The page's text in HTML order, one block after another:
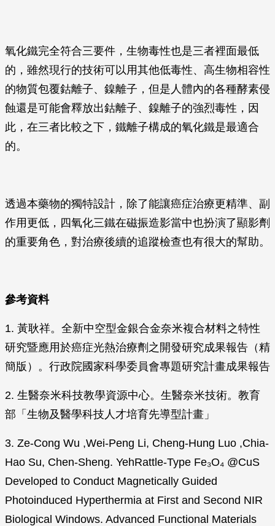
氧化鐵完全符合三要件，生物毒性也是三者裡面最低
的，雖然現行的技術可以用其他低毒性、高生物相容性
的物質包覆鈷離子、鎳離子，但是人體內的各種酵素侵
蝕還是可能會釋放出鈷離子、鎳離子的強烈毒性，因
此，在三者比較之下，鐵離子構成的氧化鐵是最適合
的。
透過本藥物的獨特設計，除了能讓癌症治療更精準、副
作用更低，四氧化三鐵在磁振造影當中也扮演了顯影劑
的重要角色，對治療後續的追蹤檢查也有很大的幫助。
參考資料
1. 黃耿祥。全新中空型金銀合金奈米複合材料之特性
研究暨應用於癌症光熱治療劑之開發研究成果報告（精
簡版）。行政院國家科學委員會專題研究計畫成果報告
2. 生醫奈米科技教學資源中心。生醫奈米技術。教育
部「生物及醫學科技人才培育先導型計畫」
3. Ze-Cong Wu ,Wei-Peng Li, Cheng-Hung Luo ,Chia-
Hao Su, Chen-Sheng. YehRattle-Type Fe₃O₄ @CuS
Developed to Conduct Magnetically Guided
Photoinduced Hyperthermia at First and Second NIR
Biological Windows. Advanced Functional Materials